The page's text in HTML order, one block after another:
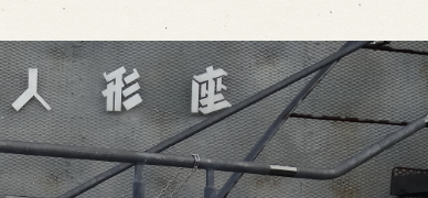
Online Reservation
Reservation via e-mail form
Phone Reservations
求人情報
※株式会社うずのくに南あわじの求人情報ページへ移動します